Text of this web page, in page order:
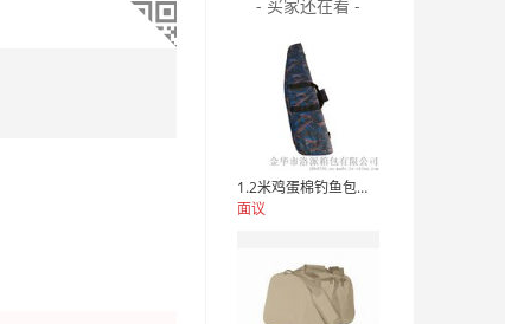
- 买家还在看 -
1.2米鸡蛋棉钓鱼包，防震钓鱼包，牛津布鱼具包定制
面议